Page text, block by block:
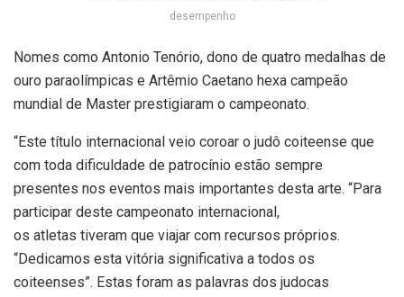
desempenho
Nomes como Antonio Tenório, dono de quatro medalhas de
ouro paraolímpicas e Artêmio Caetano hexa campeão
mundial de Master prestigiaram o campeonato.
“Este título internacional veio coroar o judô coiteense que
com toda dificuldade de patrocínio estão sempre
presentes nos eventos mais importantes desta arte. “Para
participar deste campeonato internacional,
os atletas tiveram que viajar com recursos próprios.
“Dedicamos esta vitória significativa a todos os
coiteenses”. Estas foram as palavras dos judocas